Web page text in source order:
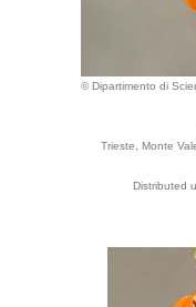
© Dipartimento di
Trieste, Monte
Distributed